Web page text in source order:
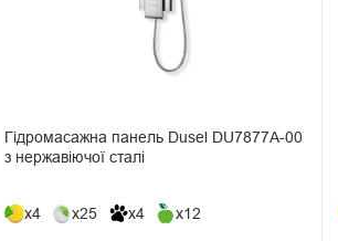
Гідромасажна панель Dusel DU7877A-00
з нержавіючої сталі
x4 x25 x4 x12